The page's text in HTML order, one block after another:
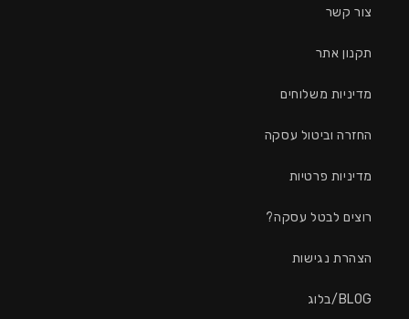
צור קשר
תקנון אתר
מדיניות משלוחים
החזרה וביטול עסקה
מדיניות פרטיות
רוצים לבטל עסקה?
הצהרת נגישות
BLOG/בלוג